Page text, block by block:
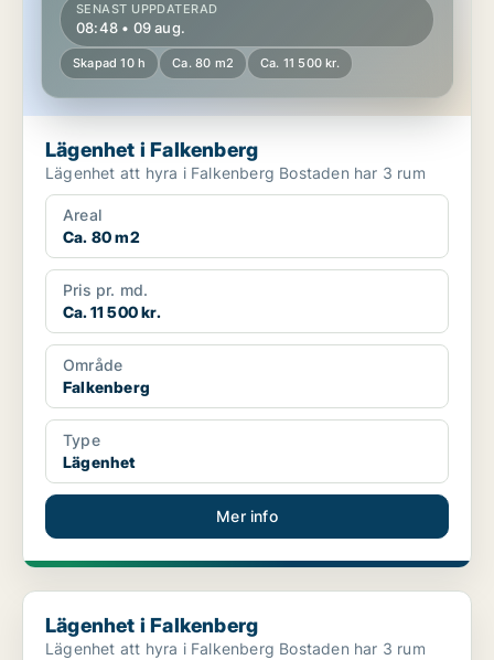
SENAST UPPDATERAD
08:48 • 09 aug.
Skapad 10 h Ca. 80 m2 Ca. 11 500 kr.
Lägenhet i Falkenberg
Lägenhet att hyra i Falkenberg Bostaden har 3 rum
Areal
Ca. 80 m2
Pris pr. md.
Ca. 11 500 kr.
Område
Falkenberg
Type
Lägenhet
Mer info
Lägenhet i Falkenberg
Lägenhet i Falkenberg
Lägenhet att hyra i Falkenberg Bostaden har 3 rum